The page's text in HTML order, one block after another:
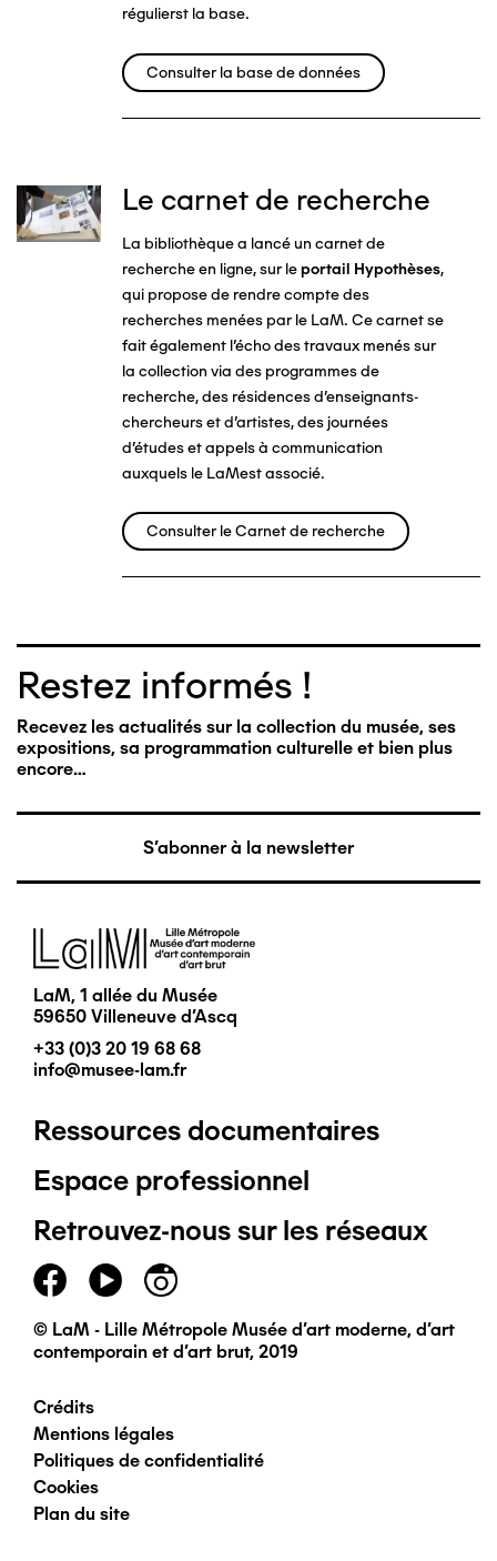
régulierst la base.
Consulter la base de données
Image Le carnet de recherche
La bibliothèque a lancé un carnet de
recherche en ligne, sur leportail Hypothèses,
qui propose de rendre compte des
recherches menées par le LaM. Ce carnet se
fait également l'écho des travaux menés sur
la collection via des programmes de
recherche, des résidences d'enseignants-
chercheurs et d'artistes, des journées
d'études et appels à communication
auxquels le LaMest associé.
Consulter le Carnet de recherche
Restez informés !
Recevez les actualités sur la collection du musée, ses
expositions, sa programmation culturelle et bien plus
encore…
S'abonner à la newsletter
Image
LaM, 1 allée du Musée
59650 Villeneuve d'Ascq
+33 (0)3 20 19 68 68
info@musee-lam.fr
Pied
de
page
principal
Ressources documentaires
Espace professionnel
Retrouvez-nous sur les réseaux
© LaM - Lille Métropole Musée d'art moderne, d'art
contemporain et d'art brut, 2019
Pied
de
page
Crédits
Mentions légales
Politiques de confidentialité
Cookies
Plan du site